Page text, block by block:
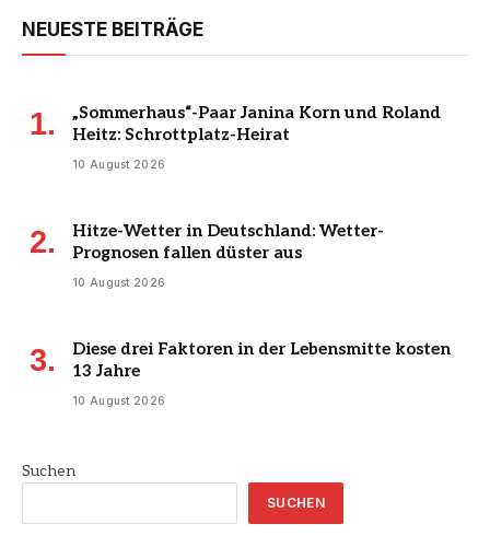
NEUESTE BEITRÄGE
„Sommerhaus“-Paar Janina Korn und Roland
Heitz: Schrottplatz-Heirat
10 August 2026
Hitze-Wetter in Deutschland: Wetter-
Prognosen fallen düster aus
10 August 2026
Diese drei Faktoren in der Lebensmitte kosten
13 Jahre
10 August 2026
Suchen
SUCHEN